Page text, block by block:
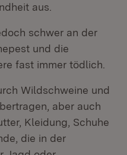
aus.
schwer an der
und die
fast immer tödlich.
Wildschweine und
aber auch
Kleidung, Schuhe
die in der